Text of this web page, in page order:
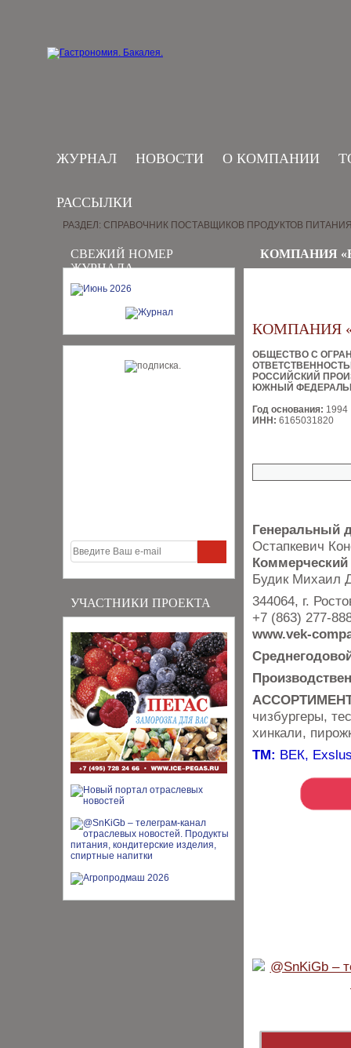
ЖУРНАЛ НОВОСТИ О КОМПАНИИ
РАССЫЛКИ
СВЕЖИЙ НОМЕР
ЖУРНАЛА
УЧАСТНИКИ ПРОЕКТА
РАЗДЕЛ: СПРАВОЧНИК ПОСТАВЩИКОВ ПРОДУКТОВ
КОМПАНИЯ
КОМПАНИЯ
ОБЩЕСТВО С
РОССИЙСКИЙ
ЮЖНЫЙ
Год основания: 1994
ИНН: 6165031820
Генеральный
Остапкевич
Коммерческий
Будик Михаил
344064, г.
+7 (863) 277-
www.vek-
чизбургеры,
хинкали,
ТМ: ВЕК,